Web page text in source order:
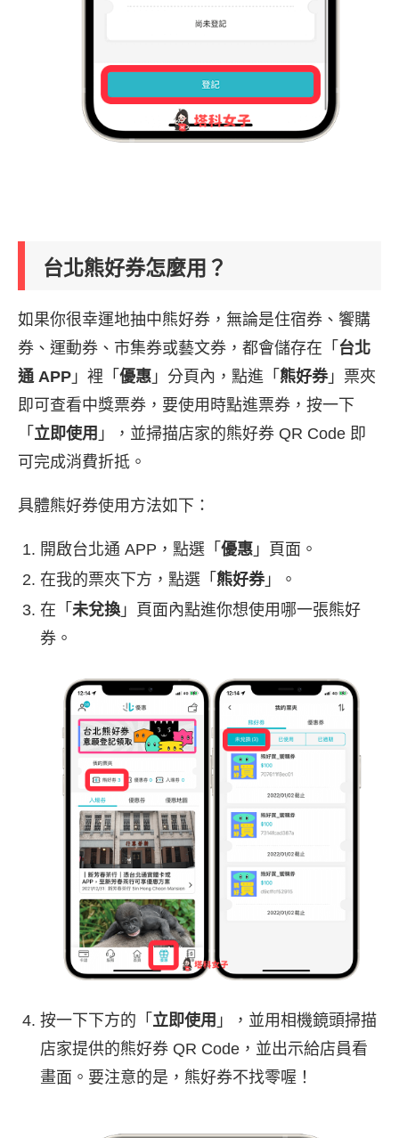
台北熊好券怎麼用？
如果你很幸運地抽中熊好券，無論是住宿券、饗購
券、運動券、市集券或藝文券，都會儲存在「 台北
通 APP 」裡「 優惠 」分頁內，點進「 熊好券」票夾
即可查看中獎票券，要使用時點進票券，按一下
「 立即使用 」，並掃描店家的熊好券 QR Code 即
可完成消費折抵。
具體熊好券使用方法如下：
開啟台北通 APP，點選「 優惠 」頁面。
在我的票夾下方，點選「 熊好券」。
在「 未兌換 」頁面內點進你想使用哪一張熊好
券。
按一下下方的「 立即使用 」，並用相機鏡頭掃描
店家提供的熊好券 QR Code，並出示給店員看
畫面。要注意的是，熊好券不找零喔！